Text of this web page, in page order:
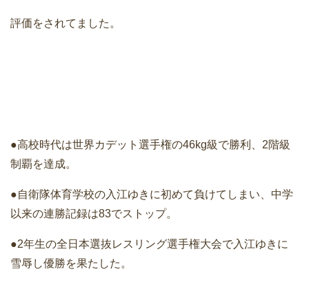
評価をされてました。
●高校時代は世界カデット選手権の46kg級で勝利、2階級
制覇を達成。
●自衛隊体育学校の入江ゆきに初めて負けてしまい、中学
以来の連勝記録は83でストップ。
●2年生の全日本選抜レスリング選手権大会で入江ゆきに
雪辱し優勝を果たした。